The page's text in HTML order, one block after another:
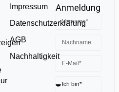
Impressum
Datenschutzerklärung
AGB
Nachhaltigkeit
Anmeldung